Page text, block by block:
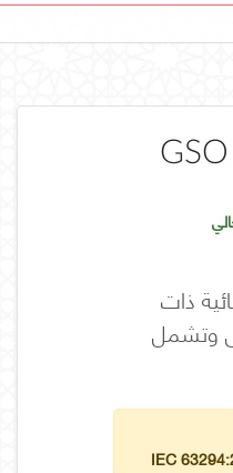
ذات
وتشمل
IEC